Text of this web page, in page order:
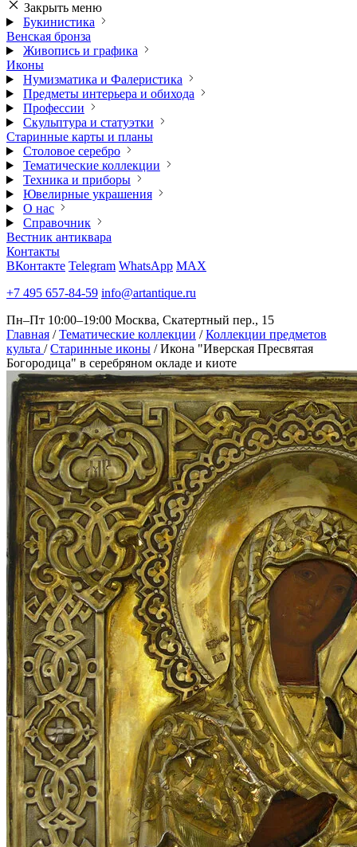
Закрыть меню
Букинистика
Венская бронза
Живопись и графика
Иконы
Нумизматика и Фалеристика
Предметы интерьера и обихода
Профессии
Скульптура и статуэтки
Старинные карты и планы
Столовое серебро
Тематические коллекции
Техника и приборы
Ювелирные украшения
О нас
Справочник
Вестник антиквара
Контакты
ВКонтакте Telegram WhatsApp MAX
+7 495 657-84-59 info@artantique.ru
Пн–Пт 10:00–19:00 Москва, Скатертный пер., 15
Главная / Тематические коллекции / Коллекции предметов
культа / Старинные иконы / Икона "Иверская Пресвятая
Богородица" в серебряном окладе и киоте